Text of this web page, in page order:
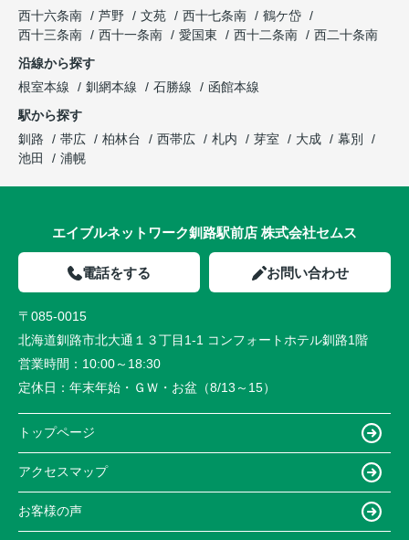
西十六条南
芦野 文苑 西十七条南
鶴ケ岱
西十三条南
西十一条南 愛国東 西十二条南
西二十条南
沿線から探す
根室本線
釧網本線 石勝線
函館本線
駅から探す
釧路
帯広 柏林台 西帯広 札内 芽室 大成
幕別
池田
浦幌
エイブルネットワーク釧路駅前店 株式会社セムス
電話をする お問い合わせ
〒085-0015
北海道釧路市北大通１３丁目1-1 コンフォートホテル釧路1階
営業時間： 10:00～18:30
定休日： 年末年始・ＧＷ・お盆（8/13～15）
トップページ
アクセスマップ
お客様の声